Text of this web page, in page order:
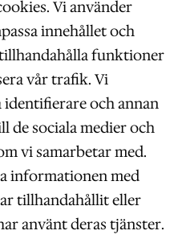
Vi använder
innehållet och
funktioner
vår trafik. Vi
och annan
sociala medier och
vi samarbetar med.
informationen med
tillhandahållit eller
använt deras tjänster.